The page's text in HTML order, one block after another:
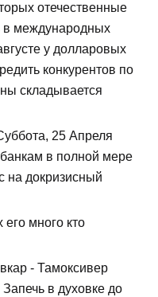
отечественные
в международных
у долларовых
конкурентов по
складывается
25 Апреля
банкам в полной мере
на докризисный
много кто
- Тамоксивер
в духовке до